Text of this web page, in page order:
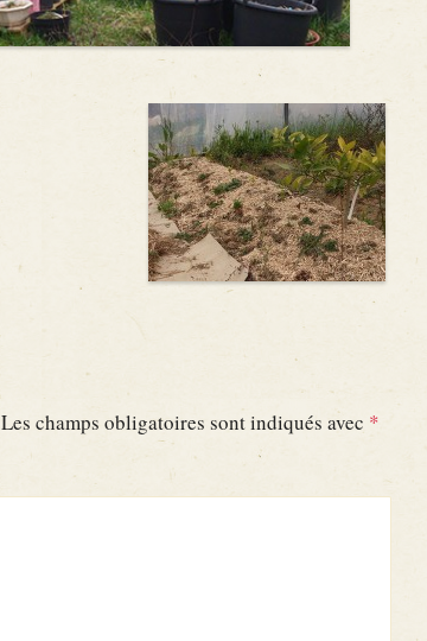
Les champs obligatoires sont indiqués avec *